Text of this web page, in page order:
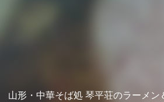
山形・中華そば処 琴平荘のラーメン